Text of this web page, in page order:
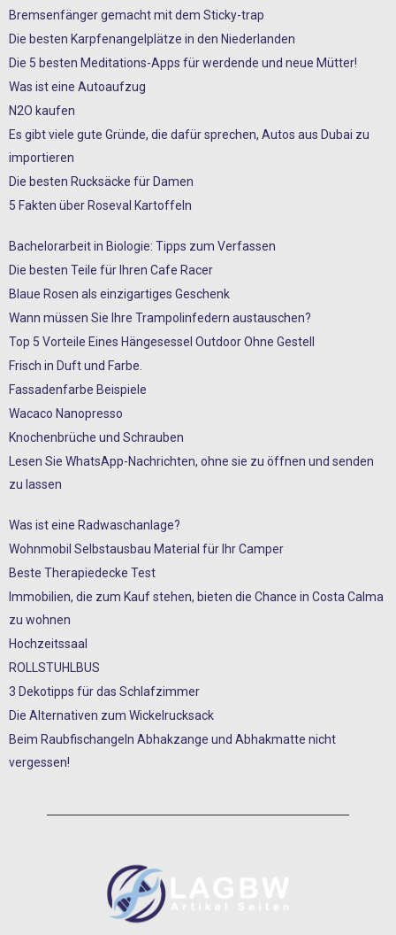
Bremsenfänger gemacht mit dem Sticky-trap
Die besten Karpfenangelplätze in den Niederlanden
Die 5 besten Meditations-Apps für werdende und neue Mütter!
Was ist eine Autoaufzug
N2O kaufen
Es gibt viele gute Gründe, die dafür sprechen, Autos aus Dubai zu
importieren
Die besten Rucksäcke für Damen
5 Fakten über Roseval Kartoffeln
Bachelorarbeit in Biologie: Tipps zum Verfassen
Die besten Teile für Ihren Cafe Racer
Blaue Rosen als einzigartiges Geschenk
Wann müssen Sie Ihre Trampolinfedern austauschen?
Top 5 Vorteile Eines Hängesessel Outdoor Ohne Gestell
Frisch in Duft und Farbe.
Fassadenfarbe Beispiele
Wacaco Nanopresso
Knochenbrüche und Schrauben
Lesen Sie WhatsApp-Nachrichten, ohne sie zu öffnen und senden
zu lassen
Was ist eine Radwaschanlage?
Wohnmobil Selbstausbau Material für Ihr Camper
Beste Therapiedecke Test
Immobilien, die zum Kauf stehen, bieten die Chance in Costa Calma
zu wohnen
Hochzeitssaal
ROLLSTUHLBUS
3 Dekotipps für das Schlafzimmer
Die Alternativen zum Wickelrucksack
Beim Raubfischangeln Abhakzange und Abhakmatte nicht
vergessen!